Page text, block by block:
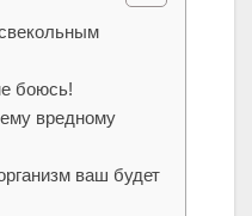
боюсь!
вредному
ваш будет